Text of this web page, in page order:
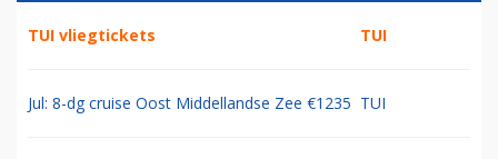
TUI vliegtickets TUI
Jul: 8-dg cruise Oost Middellandse Zee €1235 TUI